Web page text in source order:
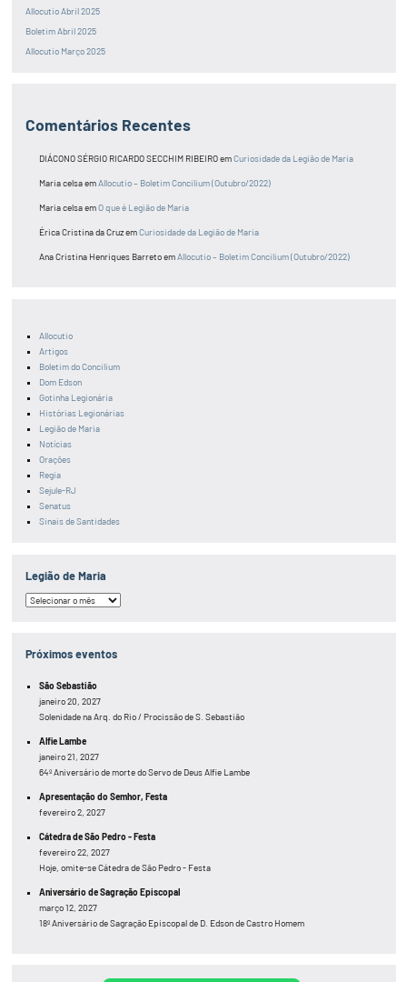
Allocutio Abril 2025
Boletim Abril 2025
Allocutio Março 2025
Comentários Recentes
DIÁCONO SÉRGIO RICARDO SECCHIM RIBEIROemCuriosidade da Legião de Maria
Maria celsaemAllocutio – Boletim Concilium (Outubro/2022)
Maria celsaemO que é Legião de Maria
Érica Cristina da CruzemCuriosidade da Legião de Maria
Ana Cristina Henriques BarretoemAllocutio – Boletim Concilium (Outubro/2022)
Allocutio
Artigos
Boletim do Concilium
Dom Edson
Gotinha Legionária
Histórias Legionárias
Legião de Maria
Notícias
Orações
Regia
Sejule-RJ
Senatus
Sinais de Santidades
Legião de Maria
Legião
Próximos eventos
São Sebastião
janeiro 20, 2027
Solenidade na Arq. do Rio / Procissão de S. Sebastião
Alfie Lambe
janeiro 21, 2027
64º Aniversário de morte do Servo de Deus Alfie Lambe
Apresentação do Semhor, Festa
fevereiro 2, 2027
Cátedra de São Pedro - Festa
fevereiro 22, 2027
Hoje, omite-se Cátedra de São Pedro - Festa
Aniversário de Sagração Episcopal
março 12, 2027
18º Aniversário de Sagração Episcopal de D. Edson de Castro Homem